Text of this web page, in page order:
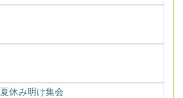
夏休み明け集会